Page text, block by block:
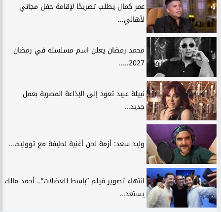
عمر كمال يطلب تصريحًا لإقامة حفل مجاني
لأهالي...
محمد رمضان يعلن اسم مسلسله في رمضان
2027.....
نبيلة عبيد تعود إلى الإذاعة المصرية بعمل
جديد...
وليد سعد: أزمة لحن أغنية لطيفة مع تووليت...
انتهاء تصوير فيلم ”باسط للعضلات”.. أحمد مالك
يستعد...